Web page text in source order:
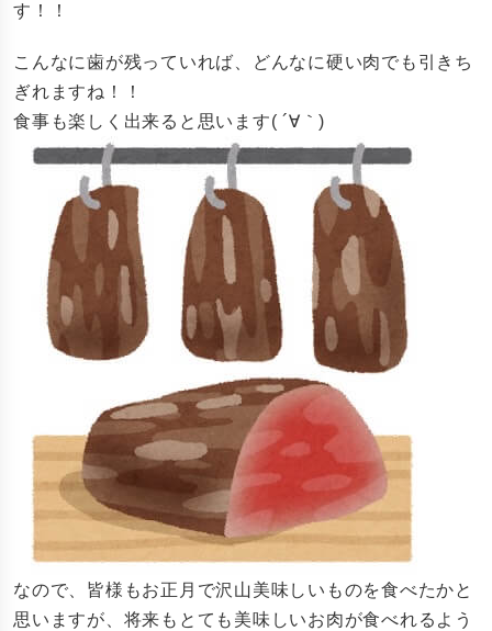
す！！
こんなに歯が残っていれば、どんなに硬い肉でも引きち
ぎれますね！！
食事も楽しく出来ると思います( ´∀｀)
なので、皆様もお正月で沢山美味しいものを食べたかと
思いますが、将来もとても美味しいお肉が食べれるよう